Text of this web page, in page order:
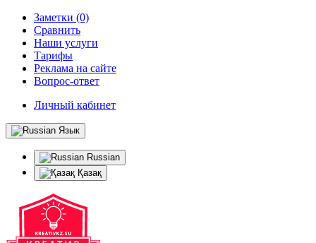
Заметки (0)
Сравнить
Наши услуги
Тарифы
Реклама на сайте
Вопрос-ответ
Личный кабинет
Язык
Russian
Қазақ